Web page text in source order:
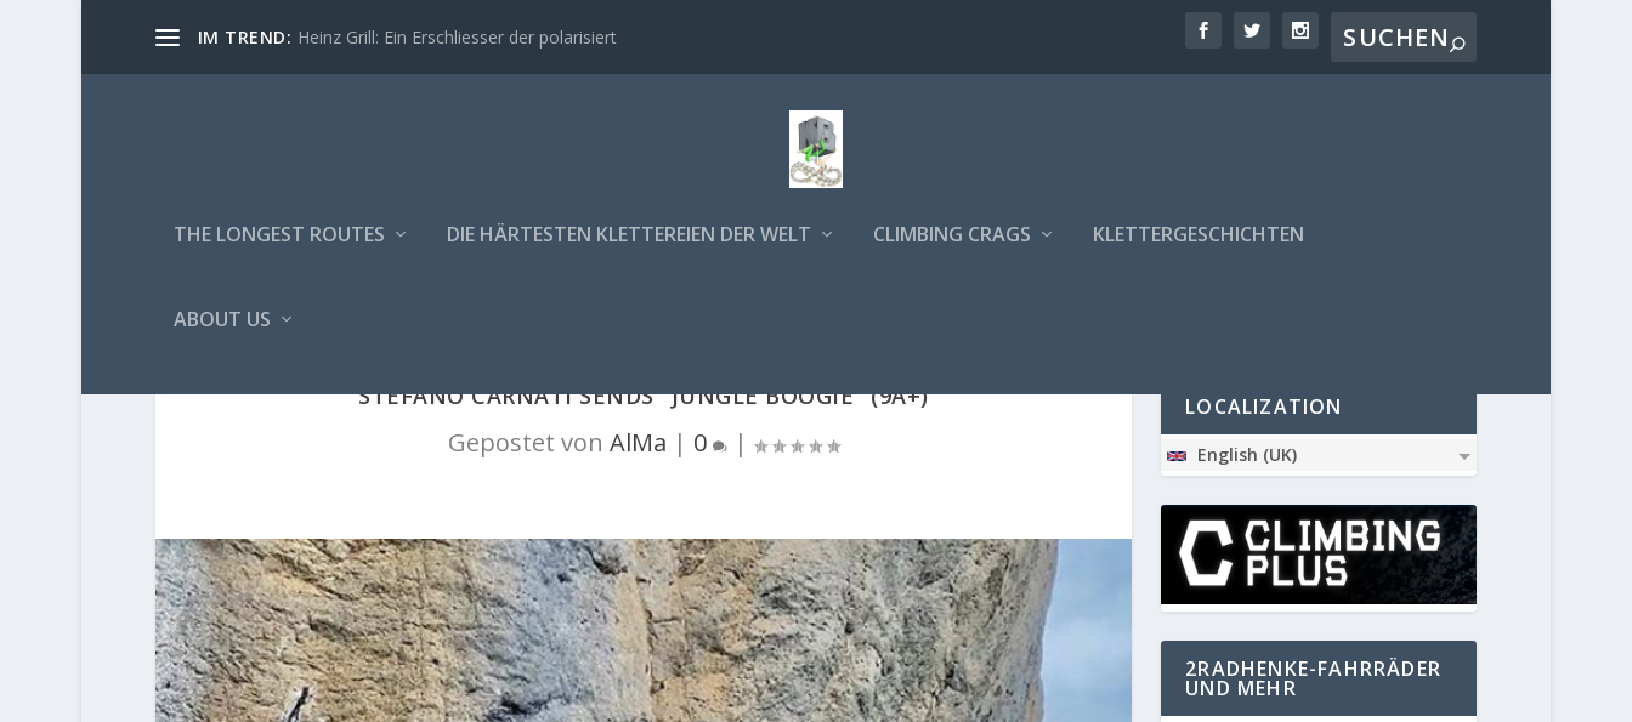
IM TREND: Heinz Grill: Ein Erschliesser der polarisiert
THE LONGEST ROUTES DIE HÄRTESTEN KLETTEREIEN DER WELT CLIMBING CRAGS KLETTERGESCHICHTEN
ABOUT US
STEFANO CARNATI SENDS "JUNGLE BOOGIE" (9A+)
Gepostet von AlMa | 0 |
LOCALIZATION
English (UK)
2RADHENKE-FAHRRÄDER
UND MEHR